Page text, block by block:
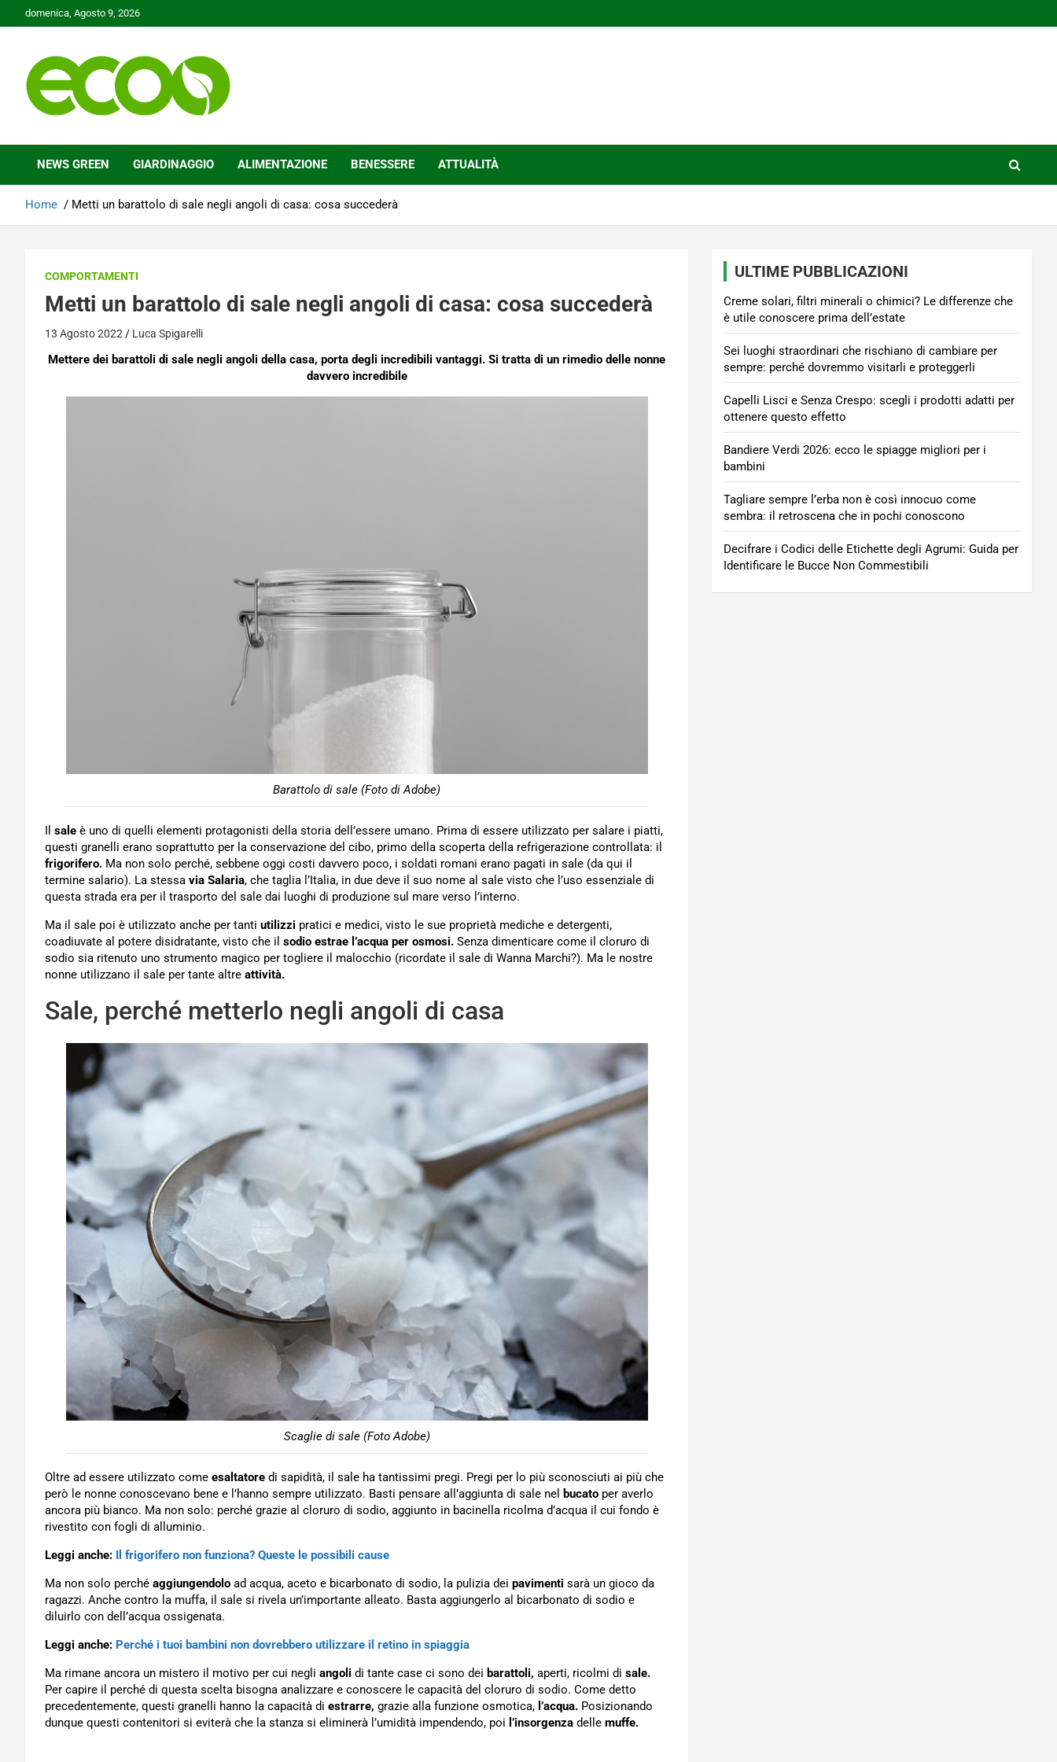
to
domenica, Agosto 9, 2026
Ecoo.it
NEWS GREEN GIARDINAGGIO ALIMENTAZIONE BENESSERE ATTUALITÀ
Home Metti un barattolo di sale negli angoli di casa: cosa succederà
COMPORTAMENTI
Metti un barattolo di sale negli angoli di casa: cosa succederà
13 Agosto 2022 Luca Spigarelli
Mettere dei barattoli di sale negli angoli della casa, porta degli incredibili vantaggi. Si tratta di un rimedio delle nonne
davvero incredibile
Barattolo di sale (Foto di Adobe)
Il sale è uno di quelli elementi protagonisti della storia dell’essere umano. Prima di essere utilizzato per salare i piatti,
questi granelli erano soprattutto per la conservazione del cibo, primo della scoperta della refrigerazione controllata: il
frigorifero. Ma non solo perché, sebbene oggi costi davvero poco, i soldati romani erano pagati in sale (da qui il
termine salario). La stessa via Salaria, che taglia l’Italia, in due deve il suo nome al sale visto che l’uso essenziale di
questa strada era per il trasporto del sale dai luoghi di produzione sul mare verso l’interno.
Ma il sale poi è utilizzato anche per tanti utilizzi pratici e medici, visto le sue proprietà mediche e detergenti,
coadiuvate al potere disidratante, visto che il sodio estrae l’acqua per osmosi. Senza dimenticare come il cloruro di
sodio sia ritenuto uno strumento magico per togliere il malocchio (ricordate il sale di Wanna Marchi?). Ma le nostre
nonne utilizzano il sale per tante altre attività.
Sale, perché metterlo negli angoli di casa
Scaglie di sale (Foto Adobe)
Oltre ad essere utilizzato come esaltatore di sapidità, il sale ha tantissimi pregi. Pregi per lo più sconosciuti ai più che
però le nonne conoscevano bene e l’hanno sempre utilizzato. Basti pensare all’aggiunta di sale nel bucato per averlo
ancora più bianco. Ma non solo: perché grazie al cloruro di sodio, aggiunto in bacinella ricolma d’acqua il cui fondo è
rivestito con fogli di alluminio.
Leggi anche: Il frigorifero non funziona? Queste le possibili cause
Ma non solo perché aggiungendolo ad acqua, aceto e bicarbonato di sodio, la pulizia dei pavimenti sarà un gioco da
ragazzi. Anche contro la muffa, il sale si rivela un’importante alleato. Basta aggiungerlo al bicarbonato di sodio e
diluirlo con dell’acqua ossigenata.
Leggi anche: Perché i tuoi bambini non dovrebbero utilizzare il retino in spiaggia
Ma rimane ancora un mistero il motivo per cui negli angoli di tante case ci sono dei barattoli, aperti, ricolmi di sale.
Per capire il perché di questa scelta bisogna analizzare e conoscere le capacità del cloruro di sodio. Come detto
precedentemente, questi granelli hanno la capacità di estrarre, grazie alla funzione osmotica, l’acqua. Posizionando
dunque questi contenitori si eviterà che la stanza si eliminerà l’umidità impendendo, poi l’insorgenza delle muffe.
ULTIME PUBBLICAZIONI
Creme solari, filtri minerali o chimici? Le differenze che
è utile conoscere prima dell’estate
Sei luoghi straordinari che rischiano di cambiare per
sempre: perché dovremmo visitarli e proteggerli
Capelli Lisci e Senza Crespo: scegli i prodotti adatti per
ottenere questo effetto
Bandiere Verdi 2026: ecco le spiagge migliori per i
bambini
Tagliare sempre l’erba non è così innocuo come
sembra: il retroscena che in pochi conoscono
Decifrare i Codici delle Etichette degli Agrumi: Guida per
Identificare le Bucce Non Commestibili